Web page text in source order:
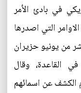
في بادئ الأمر
التي اصدرها
من يونيو حزيران
القاعدة، وقال
الكشف عن اسمائهم